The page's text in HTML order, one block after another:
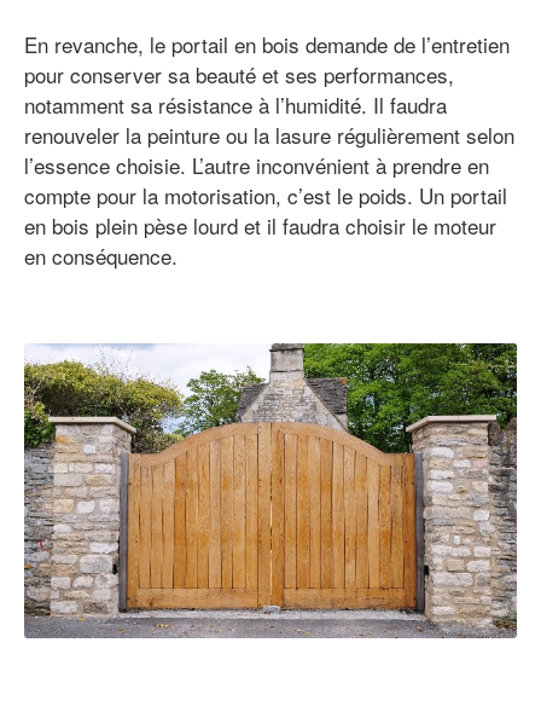
En revanche, le portail en bois demande de l’entretien
pour conserver sa beauté et ses performances,
notamment sa résistance à l’humidité. Il faudra
renouveler la peinture ou la lasure régulièrement selon
l’essence choisie. L’autre inconvénient à prendre en
compte pour la motorisation, c’est le poids. Un portail
en bois plein pèse lourd et il faudra choisir le moteur
en conséquence.